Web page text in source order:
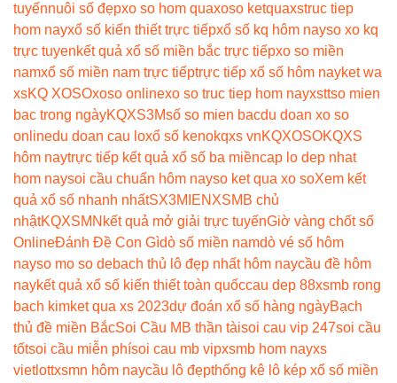
tuyếnnuôi số đẹpxo so hom quaxoso ketquaxstruc tiep
hom nayxổ số kiến thiết trực tiếpxổ số kq hôm nayso xo kq
trực tuyenkết quả xổ số miền bắc trực tiếpxo so miền
namxổ số miền nam trực tiếptrực tiếp xổ số hôm nayket wa
xsKQ XOSOxoso onlinexo so truc tiep hom nayxsttso mien
bac trong ngàyKQXS3Msố so mien bacdu doan xo so
onlinedu doan cau loxổ số kenokqxs vnKQXOSOKQXS
hôm naytrực tiếp kết quả xổ số ba miềncap lo dep nhat
hom naysoi cầu chuẩn hôm nayso ket qua xo soXem kết
quả xổ số nhanh nhấtSX3MIENXSMB chủ
nhậtKQXSMN kết quả mở giải trực tuyếnGiờ vàng chốt số
OnlineĐánh Đề Con Gìdò số miền namdò vé số hôm
nayso mo so debach thủ lô đẹp nhất hôm naycầu đề hôm
naykết quả xổ số kiến thiết toàn quốccau dep 88xsmb rong
bach kimket qua xs 2023dự đoán xổ số hàng ngàyBạch
thủ đề miền BắcSoi Cầu MB thần tàisoi cau vip 247soi cầu
tốtsoi cầu miễn phísoi cau mb vipxsmb hom nayxs
vietlottxsmn hôm naycầu lô đẹpthống kê lô kép xổ số miền